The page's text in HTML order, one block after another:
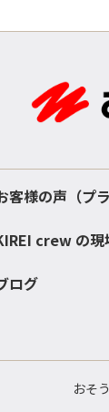
客様の声（プ
crew の現
ログ
おそ